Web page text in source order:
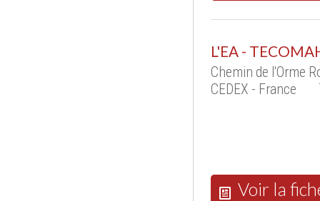
L'EA -
Chemin de l'Orme
CEDEX - France
Voir la